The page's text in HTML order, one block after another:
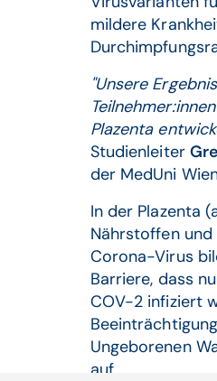
mildere
"Unsere
Plazenta
Studienleiter
der MedUni
In der Plazenta
Nährstoffen
Corona-Virus
Barriere, dass
COV-2 infiziert
Ungeborenen
auf.